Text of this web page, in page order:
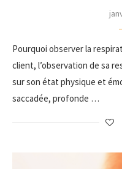
Pourquoi observer la
client, l’observation de sa
sur son état physique et
saccadée, profonde …